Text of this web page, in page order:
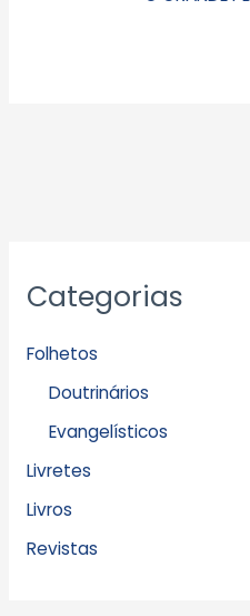
Categorias
Folhetos
Doutrinários
Evangelísticos
Livretes
Livros
Revistas